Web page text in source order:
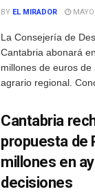
BY EL MIRADOR
La Consejería de
Cantabria abonará
millones de euros
agrario regional.
Cantabria
propuesta de
millones en
decisiones